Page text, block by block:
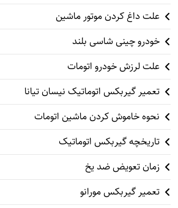
علت داغ کردن موتور ماشین
خودرو چینی شاسی بلند
علت لرزش خودرو اتومات
تعمیر گیربکس اتوماتیک نیسان تیانا
نحوه خاموش کردن ماشین اتومات
تاریخچه گیربکس اتوماتیک
زمان تعویض ضد یخ
تعمیر گیربکس مورانو